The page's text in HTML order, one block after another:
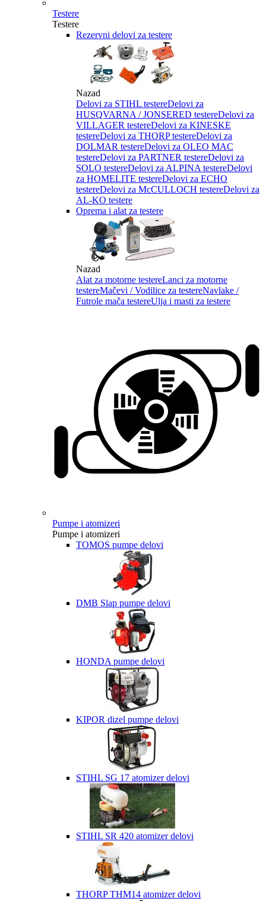
Testere
Testere
Rezervni delovi za testere
Nazad
Delovi za STIHL testereDelovi za
HUSQVARNA / JONSERED testereDelovi za
VILLAGER testereDelovi za KINESKE
testereDelovi za THORP testereDelovi za
DOLMAR testereDelovi za OLEO MAC
testereDelovi za PARTNER testereDelovi za
SOLO testereDelovi za ALPINA testereDelovi
za HOMELITE testereDelovi za ECHO
testereDelovi za McCULLOCH testereDelovi za
AL-KO testere
Oprema i alat za testere
Nazad
Alat za motorne testereLanci za motorne
testereMačevi / Vodilice za testereNavlake /
Futrole mača testereUlja i masti za testere
Pumpe i atomizeri
Pumpe i atomizeri
TOMOS pumpe delovi
DMB Slap pumpe delovi
HONDA pumpe delovi
KIPOR dizel pumpe delovi
STIHL SG 17 atomizer delovi
STIHL SR 420 atomizer delovi
THORP THM14 atomizer delovi